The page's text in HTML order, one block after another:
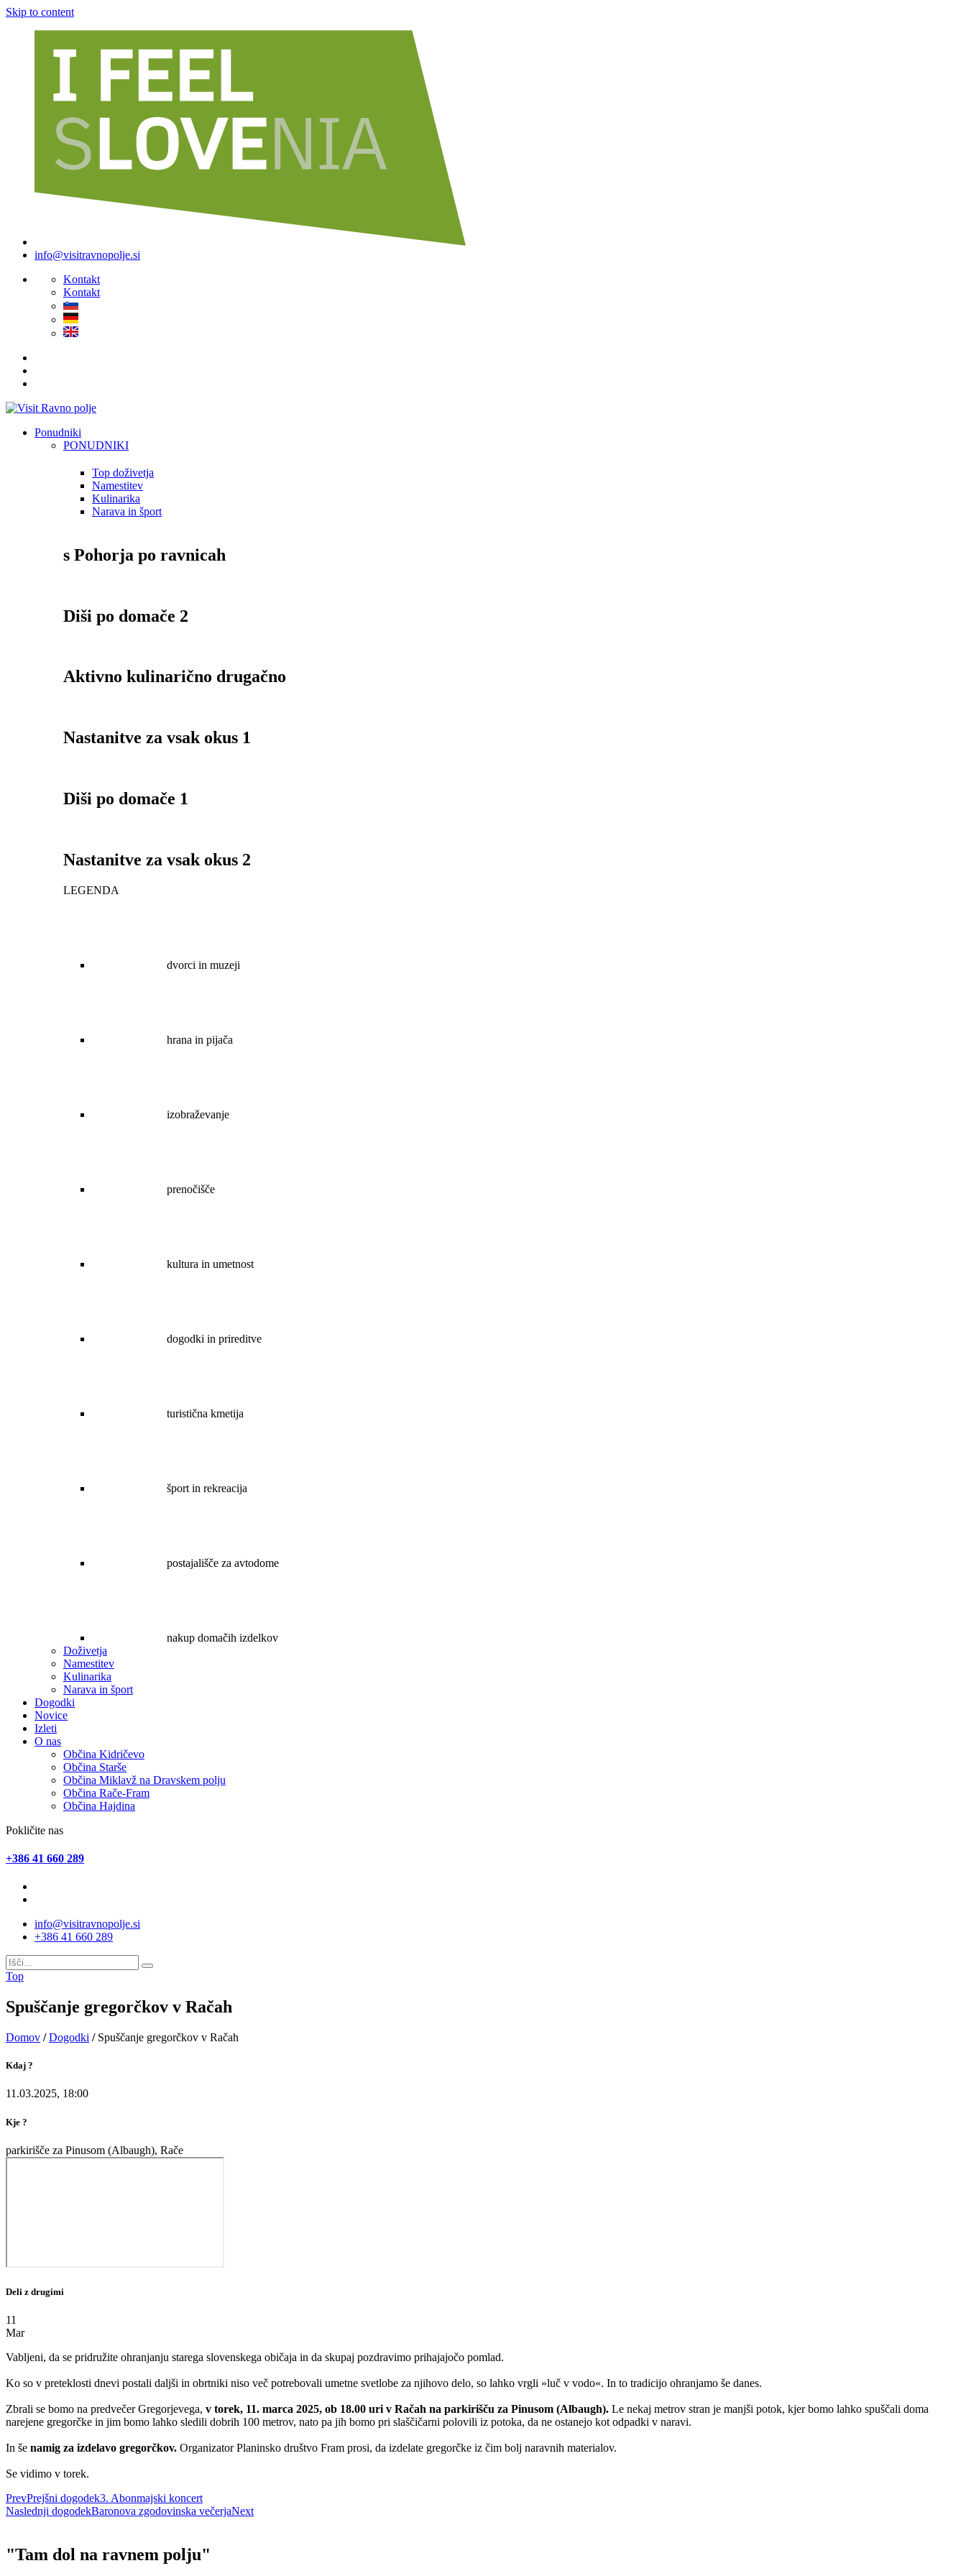
Skip to content
info@visitravnopolje.si
Kontakt
Kontakt
Ponudniki
PONUDNIKI
Top doživetja
Namestitev
Kulinarika
Narava in šport
s Pohorja po ravnicah
Diši po domače 2
Aktivno kulinarično drugačno
Nastanitve za vsak okus 1
Diši po domače 1
Nastanitve za vsak okus 2
LEGENDA
dvorci in muzeji
hrana in pijača
izobraževanje
prenočišče
kultura in umetnost
dogodki in prireditve
turistična kmetija
šport in rekreacija
postajališče za avtodome
nakup domačih izdelkov
Doživetja
Namestitev
Kulinarika
Narava in šport
Dogodki
Novice
Izleti
O nas
Občina Kidričevo
Občina Starše
Občina Miklavž na Dravskem polju
Občina Rače-Fram
Občina Hajdina
Pokličite nas
+386 41 660 289
info@visitravnopolje.si
+386 41 660 289
Top
Spuščanje gregorčkov v Račah
Domov / Dogodki / Spuščanje gregorčkov v Račah
Kdaj ?
11.03.2025, 18:00
Kje ?
parkirišče za Pinusom (Albaugh), Rače
Deli z drugimi
11
Mar
Vabljeni, da se pridružite ohranjanju starega slovenskega običaja in da skupaj pozdravimo prihajajočo pomlad.
Ko so v preteklosti dnevi postali daljši in obrtniki niso več potrebovali umetne svetlobe za njihovo delo, so lahko vrgli »luč v vodo«. In to tradicijo ohranjamo še danes.
Zbrali se bomo na predvečer Gregorjevega, v torek, 11. marca 2025, ob 18.00 uri v Račah na parkirišču za Pinusom (Albaugh). Le nekaj metrov stran je manjši potok, kjer bomo lahko spuščali doma
narejene gregorčke in jim bomo lahko sledili dobrih 100 metrov, nato pa jih bomo pri slaščičarni polovili iz potoka, da ne ostanejo kot odpadki v naravi.
In še namig za izdelavo gregorčkov. Organizator Planinsko društvo Fram prosi, da izdelate gregorčke iz čim bolj naravnih materialov.
Se vidimo v torek.
PrevPrejšni dogodek3. Abonmajski koncert
Naslednji dogodekBaronova zgodovinska večerjaNext
"Tam dol na ravnem polju"